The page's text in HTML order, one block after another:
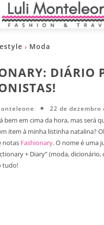
Moda
DIÁRIO
22 de dezembro
bem em cima da hora, mas será
item à minha listinha natalina?
notas Fashionary. O nome é uma
+ Diary” (moda, dicionário,
tudo!